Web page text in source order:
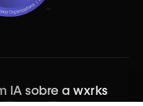
IA sobre a wxrks